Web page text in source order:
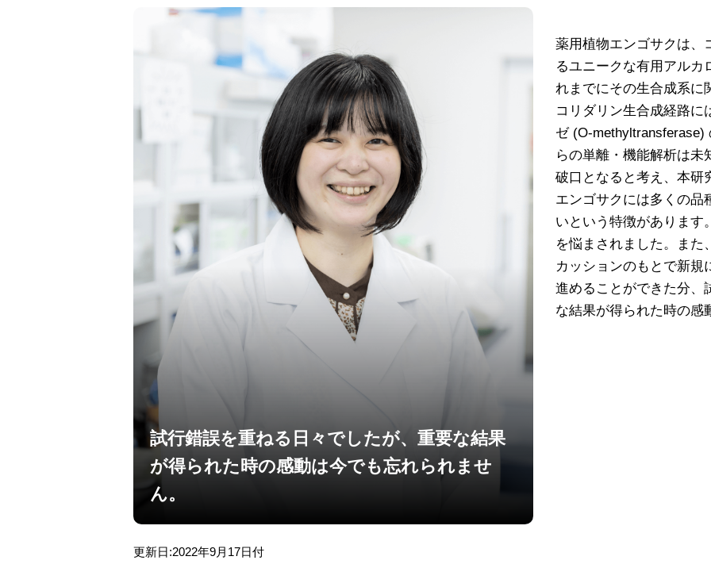
試行錯誤を重ねる日々でしたが、重要な結果
が得られた時の感動は今でも忘れられませ
ん。
薬用植物エンゴサクは、
るユニークな有用アルカ
れまでにその生合成系に
コリダリン生合成経路に
ゼ (O-methyltransferase)
らの単離・機能解析は
破口となると考え、本研
エンゴサクには多くの品
いという特徴があります
を悩まされました。また
カッションのもとで新規
進めることができた分、
な結果が得られた時の感
更新日:2022年9月17日付